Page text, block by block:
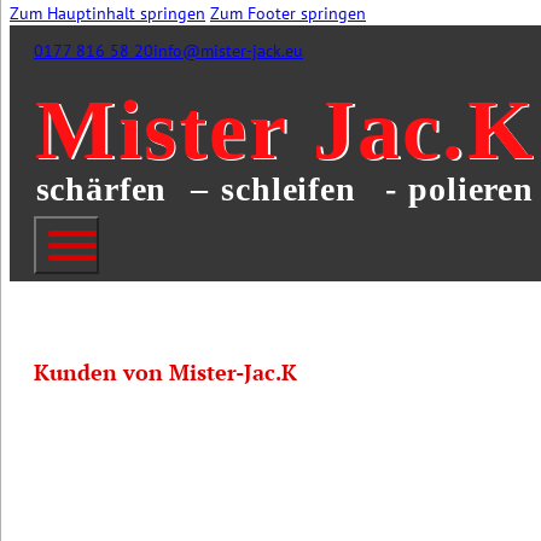
Zum Hauptinhalt springen Zum Footer springen
0177 816 58 20info@mister-jack.eu
Kunden von Mister-Jac.K